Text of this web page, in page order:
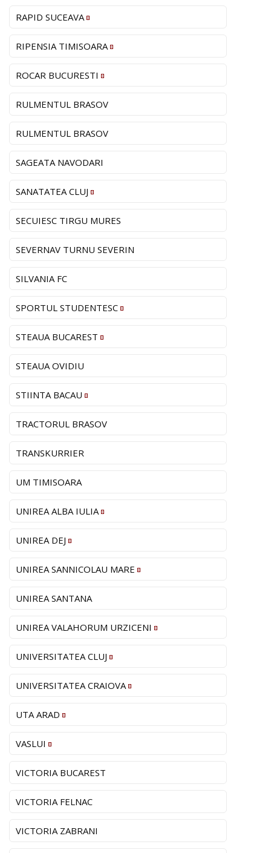
RAPID SUCEAVA
RIPENSIA TIMISOARA
ROCAR BUCURESTI
RULMENTUL BRASOV
RULMENTUL BRASOV
SAGEATA NAVODARI
SANATATEA CLUJ
SECUIESC TIRGU MURES
SEVERNAV TURNU SEVERIN
SILVANIA FC
SPORTUL STUDENTESC
STEAUA BUCAREST
STEAUA OVIDIU
STIINTA BACAU
TRACTORUL BRASOV
TRANSKURRIER
UM TIMISOARA
UNIREA ALBA IULIA
UNIREA DEJ
UNIREA SANNICOLAU MARE
UNIREA SANTANA
UNIREA VALAHORUM URZICENI
UNIVERSITATEA CLUJ
UNIVERSITATEA CRAIOVA
UTA ARAD
VASLUI
VICTORIA BUCAREST
VICTORIA FELNAC
VICTORIA ZABRANI